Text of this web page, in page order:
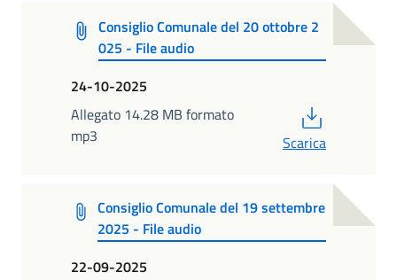
Consiglio Comunale del 20 ottobre 2
025 - File audio
24-10-2025
Allegato 14.28 MB formato
mp3
Scarica
Consiglio Comunale del 19 settembre
2025 - File audio
22-09-2025